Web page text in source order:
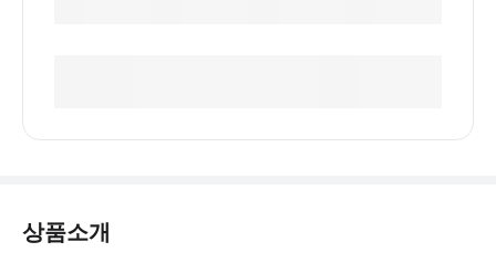
상품소개